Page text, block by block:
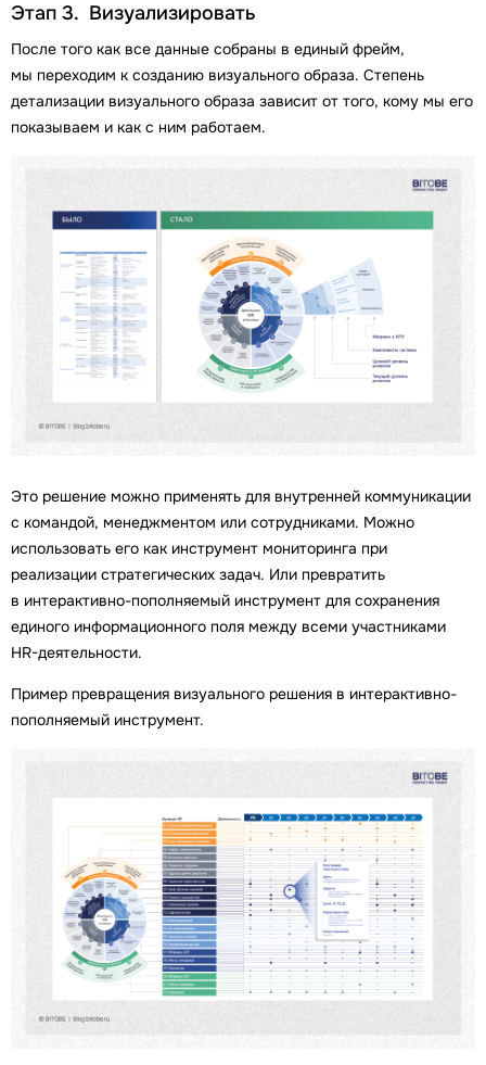
Этап 3. Визуализировать
После того как все данные собраны в единый фрейм,
мы переходим к созданию визуального образа. Степень
детализации визуального образа зависит от того, кому мы его
показываем и как с ним работаем.
Это решение можно применять для внутренней коммуникации
с командой, менеджментом или сотрудниками. Можно
использовать его как инструмент мониторинга при
реализации стратегических задач. Или превратить
в интерактивно-пополняемый инструмент для сохранения
единого информационного поля между всеми участниками
HR-деятельности.
Пример превращения визуального решения в интерактивно-
пополняемый инструмент.